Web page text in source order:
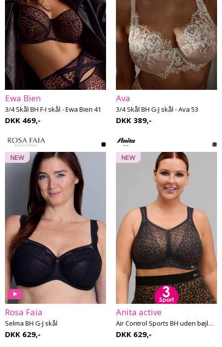
Ewa Bien
3/4 Skål BH F-I skål - Ewa Bien 41
DKK 469,-
Ava
3/4 Skål BH G-J skål - Ava 53
DKK 389,-
NEW
Rosa Faia
Selma BH G-J skål
DKK 629,-
NEW
Anita active
Air Control Sports BH uden bøjle E-H skål
DKK 629,-